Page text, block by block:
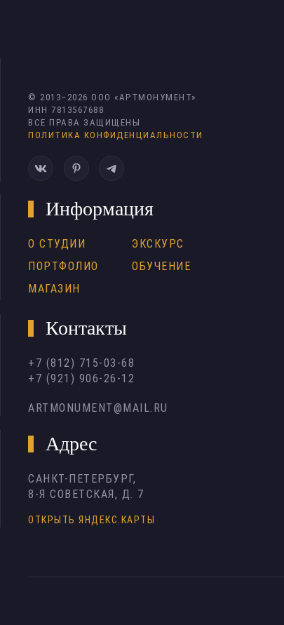
© 2013– 2026 ООО «АРТМОНУМЕНТ»
ИНН 7813567688
ВСЕ ПРАВА ЗАЩИЩЕНЫ
ПОЛИТИКА КОНФИДЕНЦИАЛЬНОСТИ
Информация
О СТУДИИ
ПОРТФОЛИО
МАГАЗИН
ЭКСКУРС
ОБУЧЕНИЕ
Контакты
+7 (812) 715-03-68
+7 (921) 906-26-12
ARTMONUMENT@MAIL.RU
Адрес
САНКТ-ПЕТЕРБУРГ,
8-Я СОВЕТСКАЯ, Д. 7
ОТКРЫТЬ ЯНДЕКС.КАРТЫ